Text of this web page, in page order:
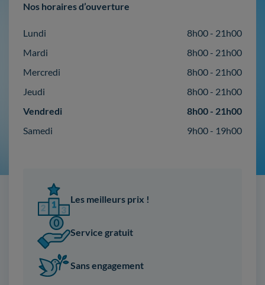
Nos horaires d’ouverture
Lundi
8h00 - 21h00
Mardi
8h00 - 21h00
Mercredi
8h00 - 21h00
Jeudi
8h00 - 21h00
Vendredi
8h00 - 21h00
Samedi
9h00 - 19h00
Les meilleurs prix !
Service gratuit
Sans engagement